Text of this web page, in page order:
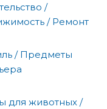
/
/ Ремонт
/ Предметы
для животных /